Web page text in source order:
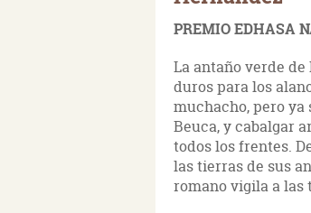
PREMIO EDHASA
La antaño verde
duros para los
muchacho, pero ya
Beuca, y cabalgar
todos los frentes.
las tierras de sus
romano vigila a las